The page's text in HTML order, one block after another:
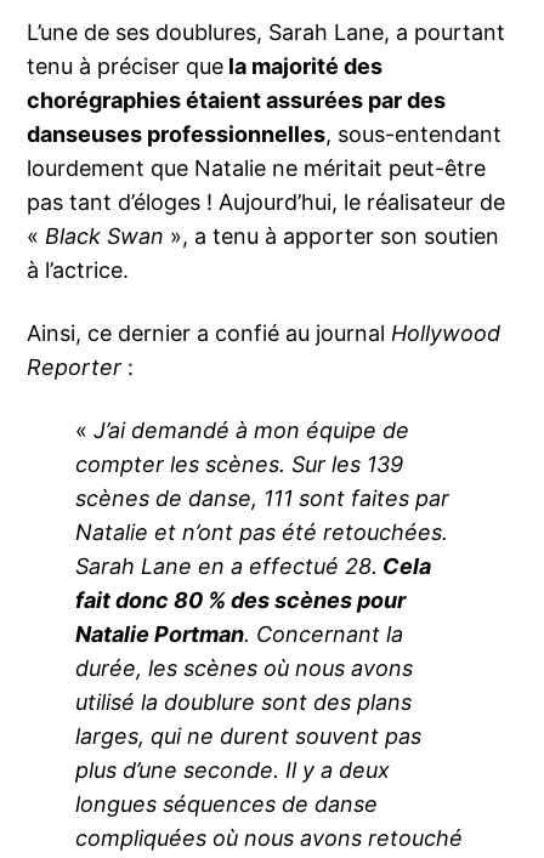
L’une de ses doublures, Sarah Lane, a pourtant
tenu à préciser que la majorité des
chorégraphies étaient assurées par des
danseuses professionnelles, sous-entendant
lourdement que Natalie ne méritait peut-être
pas tant d’éloges ! Aujourd’hui, le réalisateur de
«Black Swan », a tenu à apporter son soutien
à l’actrice.
Ainsi, ce dernier a confié au journalHollywood
Reporter :
«J’ai demandé à mon équipe de
compter les scènes. Sur les 139
scènes de danse, 111 sont faites par
Natalie et n’ont pas été retouchées.
Sarah Lane en a effectué 28. Cela
fait donc 80 % des scènes pour
Natalie Portman. Concernant la
durée, les scènes où nous avons
utilisé la doublure sont des plans
larges, qui ne durent souvent pas
plus d’une seconde. Il y a deux
longues séquences de danse
compliquées où nous avons retouché